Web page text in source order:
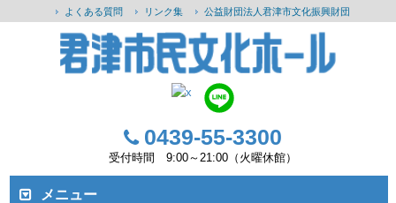
よくある質問 リンク集 公益財団法人君津市文化振興財団
0439-55-3300
受付時間 9:00～21:00（火曜休館）
メニュー